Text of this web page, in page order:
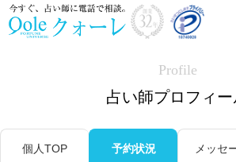
Profile
占い師プロフィ
個人TOP 予約状況 メッセ